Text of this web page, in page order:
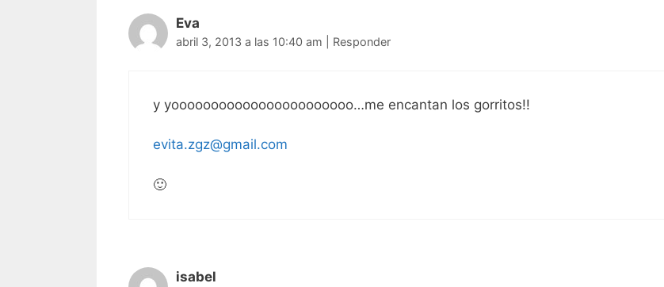
Eva
abril 3, 2013 a las 10:40 am Responder
y yooooooooooooooooooooooo…me encantan los gorritos!!
evita.zgz@gmail.com
🙂
isabel